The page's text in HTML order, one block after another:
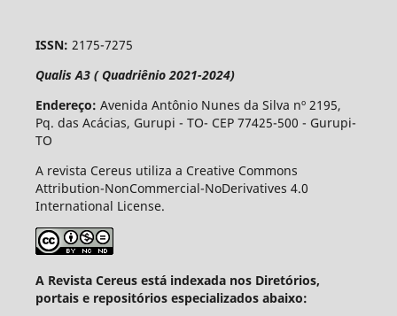
ISSN: 2175-7275
Qualis A3 ( Quadriênio 2021-2024)
Endereço: Avenida Antônio Nunes da Silva nº 2195,
Pq. das Acácias, Gurupi - TO- CEP 77425-500 - Gurupi-
TO
A revista Cereus utiliza a Creative Commons
Attribution-NonCommercial-NoDerivatives 4.0
International License.
A Revista Cereus está indexada nos Diretórios,
portais e repositórios especializados abaixo: